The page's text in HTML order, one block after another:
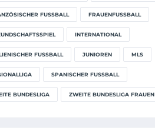
FUSSBALL FRAUENFUSSBALL
INTERNATIONAL
FUSSBALL JUNIOREN MLS
SPANISCHER FUSSBALL
BUNDESLIGA ZWEITE BUNDESLIGA FRAUEN